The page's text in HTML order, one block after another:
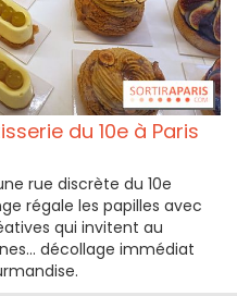
du 10e à Paris
rue discrète du 10e
régale les papilles avec
qui invitent au
décollage immédiat